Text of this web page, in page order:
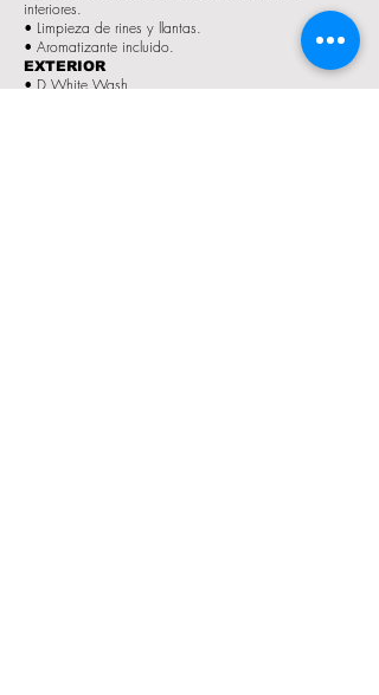
interiores.
• Limpieza de rines y llantas.
• Aromatizante incluido.
EXTERIOR
• D White Wash.